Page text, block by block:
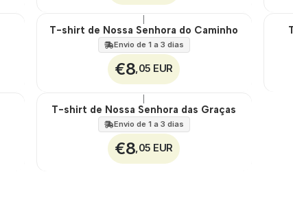
🇵🇹
T-shirt de Nossa Senhora do Caminho
Envio de 1 a 3 dias
€8 ,05 EUR
🇵🇹
T-shirt de Nossa Senhora das Graças
Envio de 1 a 3 dias
€8 ,05 EUR